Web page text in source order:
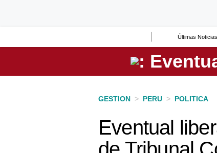
Últimas Noticias
Perú
GESTION > PERU > POLITICA
Eventual